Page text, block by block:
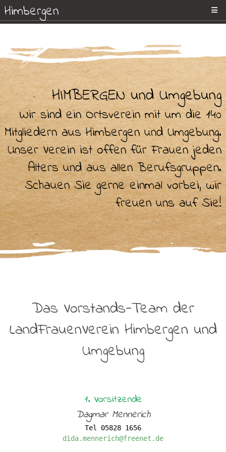
Skip
to
content
Landfrauen
Kreisverband
Eine
starke
Gemeinschaft
Himbergen
HIMBERGEN und Umgebung
Wir sind ein Ortsverein mit um die 140
Mitgliedern aus Himbergen und Umgebung.
Unser Verein ist offen für Frauen jeden
Alters und aus allen Berufsgruppen.
Schauen Sie gerne einmal vorbei, wir
freuen uns auf Sie!
Das Vorstands-Team der
LandFrauenVerein Himbergen und
Umgebung
1. Vorsitzende
Dagmar Mennerich
Tel 05828 1656
dida.mennerich@freenet.de